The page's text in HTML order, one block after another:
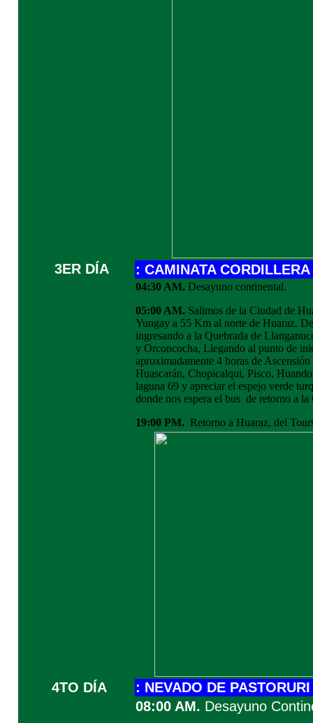
3ER DÍA : CAMINATA
04:30 AM. Desayuno continental.
05:00 AM. Salimos de la Ciudad de
Yungay a 55 Km al norte de Huaraz.
ingresando a la Quebrada de
y Orconcocha, Llegando al punto de
aproximadamente 4 horas de
Huascarán, Chopicalqui, Pisco,
laguna 69 y apreciar el espejo verde
donde nos espera el bus de retorno a
19:00 PM. Retorno a Huaraz, del
4TO DÍA : NEVADO DE
08:00 AM. Desayuno